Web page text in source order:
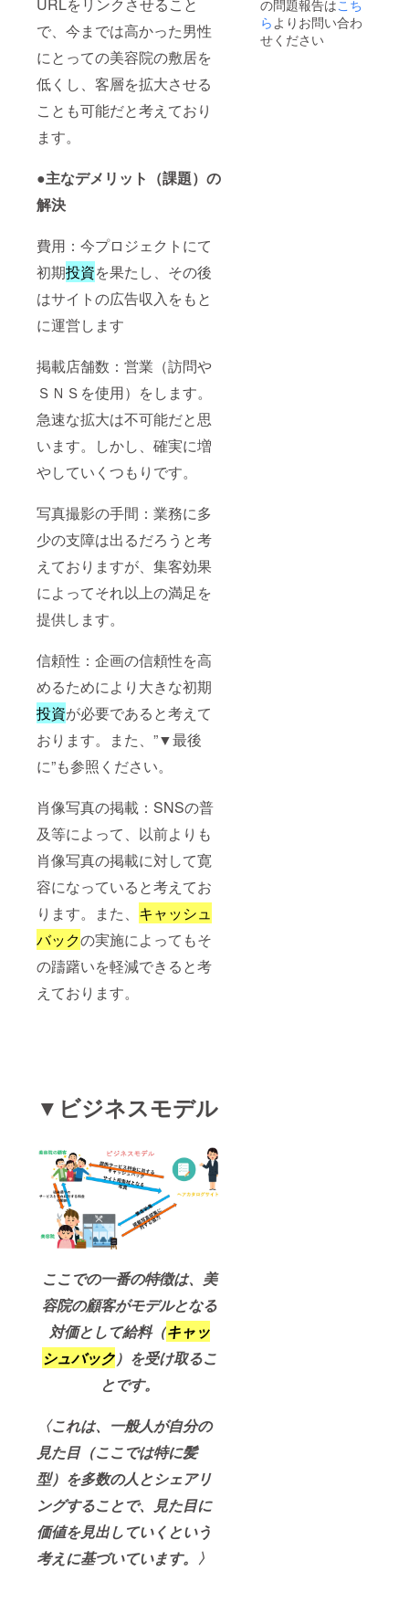
URLをリンクさせること
で、今までは高かった男性
にとっての美容院の敷居を
低くし、客層を拡大させる
ことも可能だと考えており
ます。
●主なデメリット（課題）の
解決
費用：今プロジェクトにて
初期投資を果たし、その後
はサイトの広告収入をもと
に運営します
掲載店舗数：営業（訪問や
ＳＮＳを使用）をします。
急速な拡大は不可能だと思
います。しかし、確実に増
やしていくつもりです。
写真撮影の手間：業務に多
少の支障は出るだろうと考
えておりますが、集客効果
によってそれ以上の満足を
提供します。
信頼性：企画の信頼性を高
めるためにより大きな初期
投資が必要であると考えて
おります。また、”▼最後
に”も参照ください。
肖像写真の掲載：SNSの普
及等によって、以前よりも
肖像写真の掲載に対して寛
容になっていると考えてお
ります。また、 キャッシュ
バックの実施によってもそ
の躊躇いを軽減できると考
えております。
▼ビジネスモデル
ここでの一番の特徴は、美
容院の顧客がモデルとなる
対価として給料（キャッ
シュバック）を受け取るこ
とです。
〈これは、一般人が自分の
見た目（ここでは特に髪
型）を多数の人とシェアリ
ングすることで、見た目に
価値を見出していくという
考えに基づいています。〉
ご参照
くださ
い。）
の問題報告はこち
ら よりお問い合わ
せください